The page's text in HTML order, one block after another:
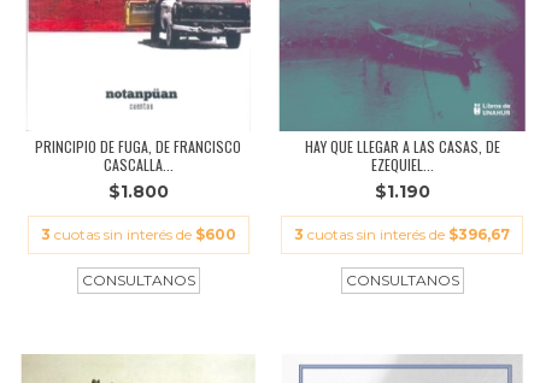
PRINCIPIO DE FUGA, DE FRANCISCO
CASCALLA...
$1.800
3 cuotas sin interés de $600
HAY QUE LLEGAR A LAS CASAS, DE
EZEQUIEL...
$1.190
3 cuotas sin interés de $396,67